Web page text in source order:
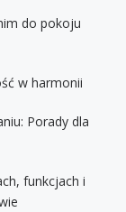
do pokoju
w harmonii
Porady dla
funkcjach i